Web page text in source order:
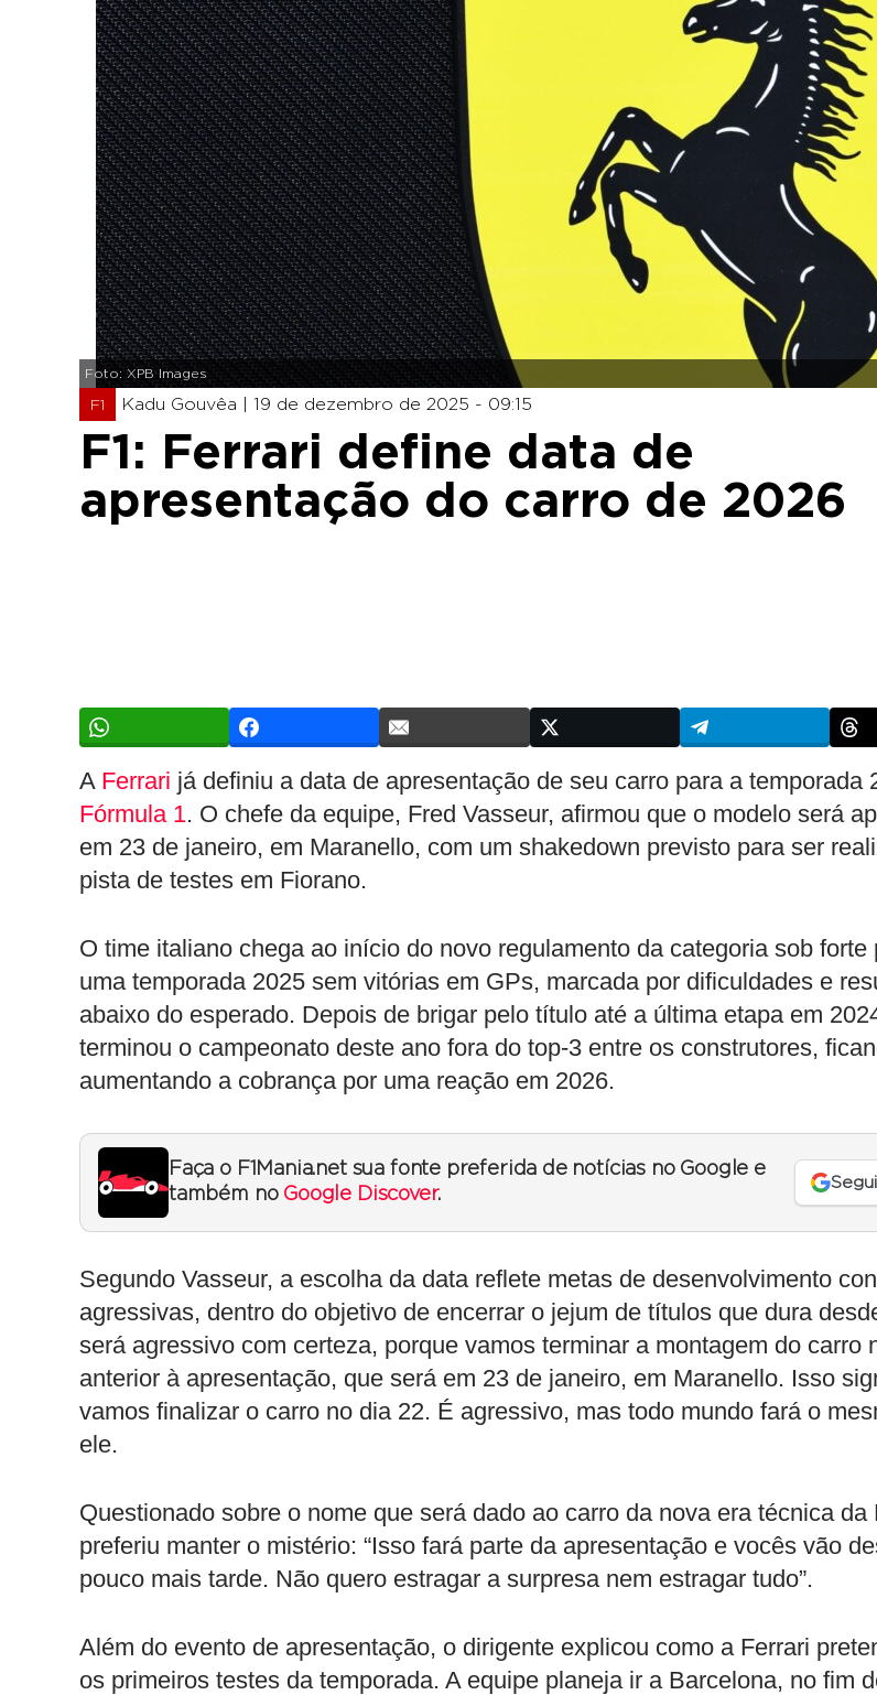
Foto: XPB Images
F1 Kadu Gouvêa | 19 de dezembro de 2025 - 09:15
F1: Ferrari define data de
apresentação do carro de 2026
A Ferrari já definiu a data de apresentação de seu carro para a temporada
Fórmula 1. O chefe da equipe, Fred Vasseur, afirmou que o modelo será
em 23 de janeiro, em Maranello, com um shakedown previsto para ser
pista de testes em Fiorano.
O time italiano chega ao início do novo regulamento da categoria sob forte
uma temporada 2025 sem vitórias em GPs, marcada por dificuldades e
abaixo do esperado. Depois de brigar pelo título até a última etapa em
terminou o campeonato deste ano fora do top-3 entre os construtores,
aumentando a cobrança por uma reação em 2026.
Faça o F1Mania.net sua fonte preferida de notícias no Google e
também no Google Discover.
Segundo Vasseur, a escolha da data reflete metas de desenvolvimento
agressivas, dentro do objetivo de encerrar o jejum de títulos que dura
será agressivo com certeza, porque vamos terminar a montagem do carro
anterior à apresentação, que será em 23 de janeiro, em Maranello. Isso
vamos finalizar o carro no dia 22. É agressivo, mas todo mundo fará o
ele.
Questionado sobre o nome que será dado ao carro da nova era técnica da
preferiu manter o mistério: “Isso fará parte da apresentação e vocês vão
pouco mais tarde. Não quero estragar a surpresa nem estragar tudo”.
Além do evento de apresentação, o dirigente explicou como a Ferrari
os primeiros testes da temporada. A equipe planeja ir a Barcelona, no fim